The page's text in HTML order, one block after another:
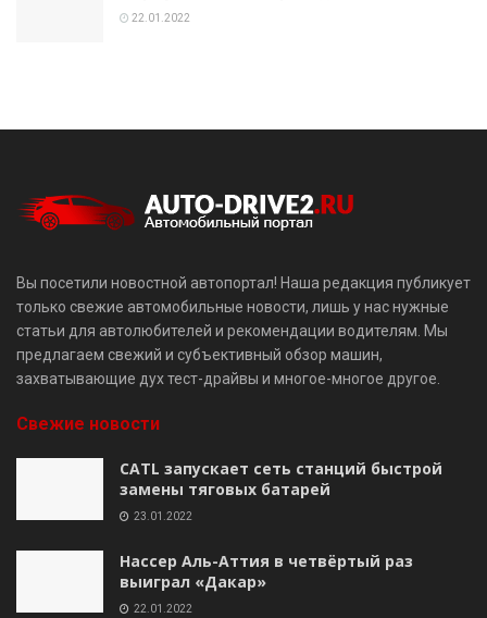
22.01.2022
Вы посетили новостной автопортал! Наша редакция публикует
только свежие автомобильные новости, лишь у нас нужные
статьи для автолюбителей и рекомендации водителям. Мы
предлагаем свежий и субъективный обзор машин,
захватывающие дух тест-драйвы и многое-многое другое.
Свежие новости
CATL запускает сеть станций быстрой
замены тяговых батарей
23.01.2022
Нассер Аль-Аттия в четвёртый раз
выиграл «Дакар»
22.01.2022